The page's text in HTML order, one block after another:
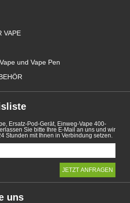
VAPE
und Vape Pen
Ersatz-Pod-Gerät, Einweg-Vape 400-
Sie bitte Ihre E-Mail an uns und wir
Stunden mit Ihnen in Verbindung setzen.
uns